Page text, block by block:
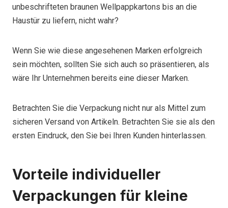
unbeschrifteten braunen Wellpappkartons bis an die
Haustür zu liefern, nicht wahr?
Wenn Sie wie diese angesehenen Marken erfolgreich
sein möchten, sollten Sie sich auch so präsentieren, als
wäre Ihr Unternehmen bereits eine dieser Marken.
Betrachten Sie die Verpackung nicht nur als Mittel zum
sicheren Versand von Artikeln. Betrachten Sie sie als den
ersten Eindruck, den Sie bei Ihren Kunden hinterlassen.
Vorteile individueller
Verpackungen für kleine